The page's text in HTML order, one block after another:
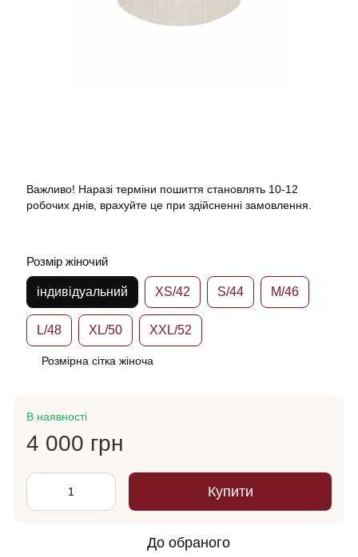
Важливо! Наразі терміни пошиття становлять 10-12
робочих днів, врахуйте це при здійсненні замовлення.
Розмір жіночий
індивідуальний XS/42 S/44 M/46
L/48 XL/50 XXL/52
Розмірна сітка жіноча
В наявності
4 000 грн
Купити
До обраного